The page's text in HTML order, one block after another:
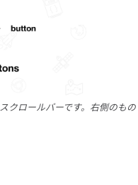
クロールバーです。右側のもの